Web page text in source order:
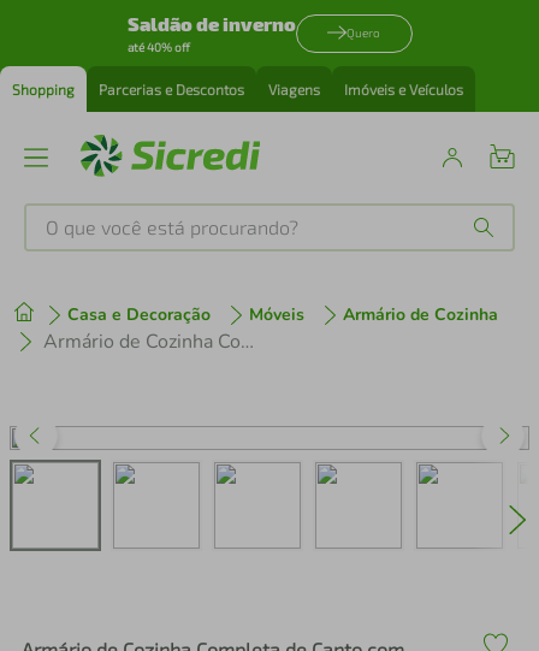
Saldão de inverno
até 40% off
Quero
Shopping Parcerias e Descontos Viagens Imóveis e Veículos
O que você está procurando?
Casa e Decoração Móveis Armário de Cozinha
Armário de Cozinha Completa de Canto com Rodapé Veneza Multimóveis MP2096.891 Branco
1º tenis
perfume